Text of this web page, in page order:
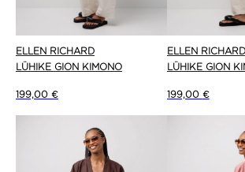
ELLEN RICHARD
LÜHIKE GION KIMONO
199,00 €
ELLEN RICHARD
LÜHIKE GION
199,00 €